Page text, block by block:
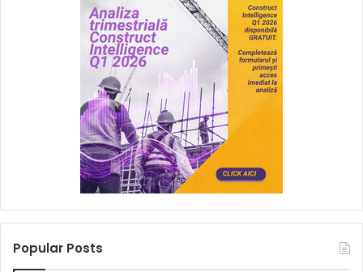
Popular Posts